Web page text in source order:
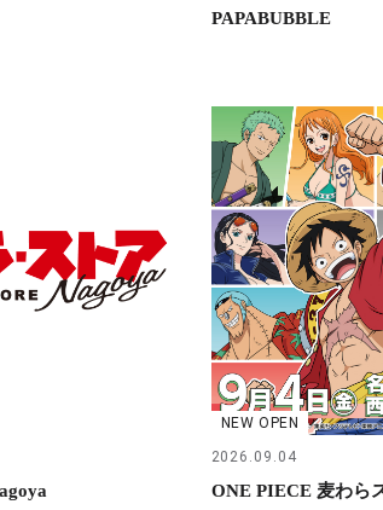
PAPABUBBLE
NEW OPEN
2026.09.04
ONE PIECE 麦わら